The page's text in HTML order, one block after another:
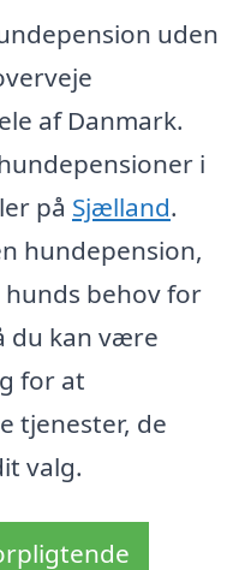
uden
af Danmark.
i
på Sjælland.
hundepension,
behov for
du kan være
for at
tjenester, de
valg.